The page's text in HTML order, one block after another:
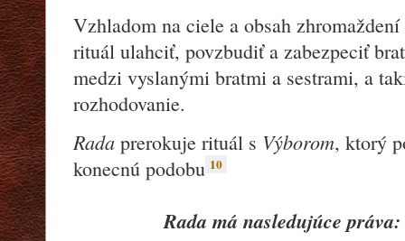
Vzhladom na ciele a obsah zhromaždení
rituál ulahciť, povzbudiť a zabezpeciť
medzi vyslanými bratmi a sestrami, a
rozhodovanie.
Rada prerokuje rituál s Výborom, ktorý
konecnú podobu 10
Radamá nasledujúce práva: